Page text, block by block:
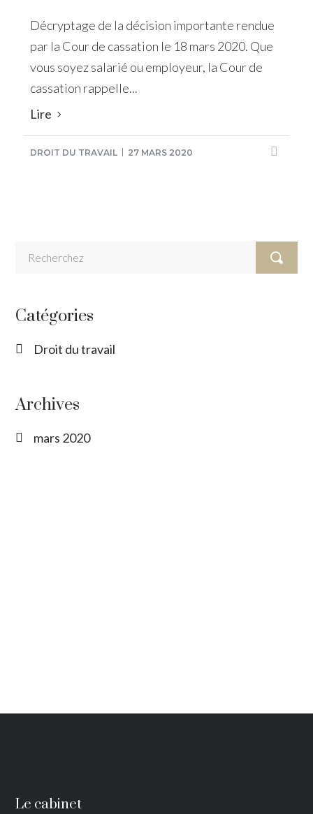
Décryptage de la décision importante rendue
par la Cour de cassation le 18 mars 2020. Que
vous soyez salarié ou employeur, la Cour de
cassation rappelle...
Lire
DROIT DU TRAVAIL 27 MARS 2020
Catégories
Droit du travail
Archives
mars 2020
Le cabinet